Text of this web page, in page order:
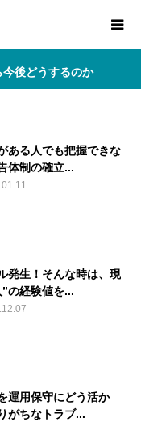
後どうするのか
ある人でも把握できな
体制の確立...
発生！そんな時は、現
の経験値を...
運用保守にどう活か
がちなトラブ...